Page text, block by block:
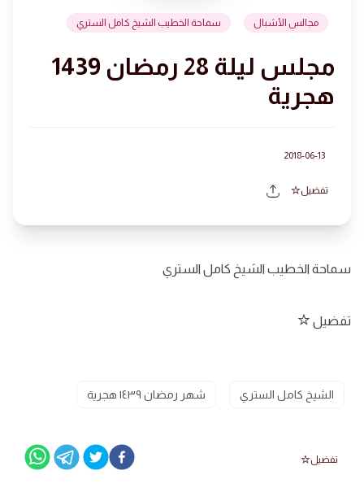
مجالس الأشبال سماحة الخطيب الشيخ كامل الستري
مجلس ليلة 28 رمضان 1439
هجرية
2018-06-13
تفضيل
سماحة الخطيب الشيخ كامل الستري
تفضيل
الشيخ كامل الستري شهر رمضان ١٤٣٩ هجرية
تفضيل